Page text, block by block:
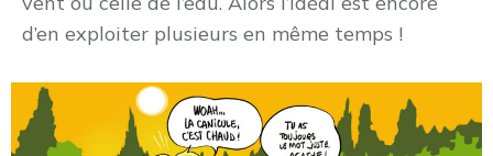
d’en exploiter plusieurs en même temps !